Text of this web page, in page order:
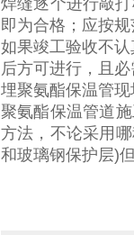
焊缝逐个进行敲
即为合格；应按
如果竣工验收不
后方可进行，且
埋聚氨酯保温管
聚氨酯保温管道
方法，不论采用
和玻璃钢保护层)